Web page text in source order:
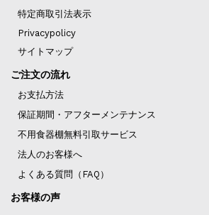
特定商取引法表示
Privacypolicy
サイトマップ
ご注文の流れ
お支払方法
保証期間・アフターメンテナンス
不用食器棚無料引取サービス
法人のお客様へ
よくある質問（FAQ）
お客様の声